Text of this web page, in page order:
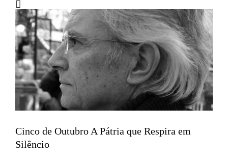
Cinco de Outubro A Pátria que Respira em
Silêncio